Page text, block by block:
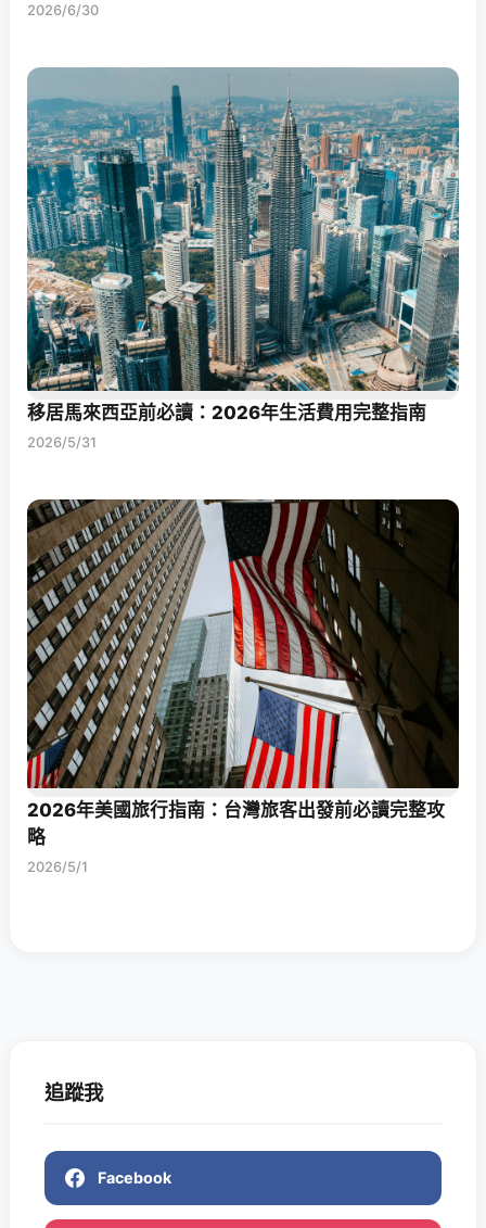
2026/6/30
移居馬來西亞前必讀：2026年生活費用完整指南
2026/5/31
2026年美國旅行指南：台灣旅客出發前必讀完整攻
略
2026/5/1
追蹤我
Facebook